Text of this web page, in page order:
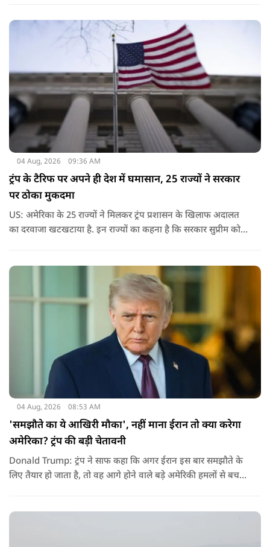
04 Aug, 2026 09:36 AM
ट्रंप के टैरिफ पर अपने ही देश में घमासान, 25 राज्यों ने सरकार
पर ठोका मुकदमा
US: अमेरिका के 25 राज्यों ने मिलकर ट्रंप प्रशासन के खिलाफ अदालत
का दरवाजा खटखटाया है. इन राज्यों का कहना है कि सरकार सुप्रीम कोर्ट
04 Aug, 2026 08:53 AM
'समझौते का ये आखिरी मौका', नहीं माना ईरान तो क्या करेगा
अमेरिका? ट्रंप की बड़ी चेतावनी
Donald Trump: ट्रंप ने साफ कहा कि अगर ईरान इस बार समझौते के
लिए तैयार हो जाता है, तो वह आगे होने वाले बड़े अमेरिकी हमलों से बच